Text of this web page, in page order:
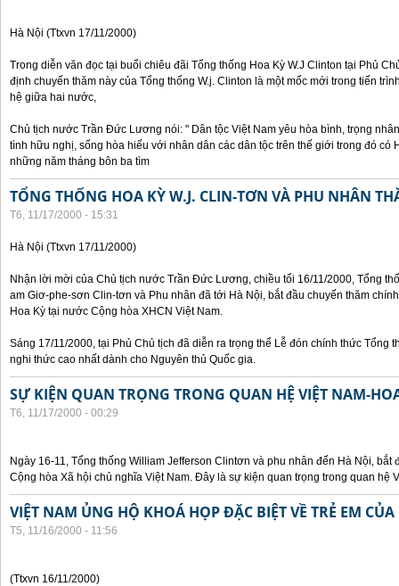
Hà Nội (Ttxvn 17/11/2000)
Trong diễn văn đọc tại buổi chiêu đãi Tổng thống Hoa Kỳ W.J Clinton tại Phủ
định chuyến thăm này của Tổng thống W.j. Clinton là một mốc mới trong tiến
hệ giữa hai nước,
Chủ tịch nước Trần Đức Lương nói: " Dân tộc Việt Nam yêu hòa bình, trọng
tình hữu nghị, sống hòa hiếu với nhân dân các dân tộc trên thế giới trong đó có
những năm tháng bôn ba tìm
TỔNG THỐNG HOA KỲ W.J. CLIN-TƠN VÀ PHU NHÂN
T6, 11/17/2000 - 15:31
Hà Nội (Ttxvn 17/11/2000)
Nhận lời mời của Chủ tịch nước Trần Đức Lương, chiều tối 16/11/2000, Tổng
am Giơ-phe-sơn Clin-tơn và Phu nhân đã tới Hà Nội, bắt đầu chuyến thăm
Hoa Kỳ tại nước Cộng hòa XHCN Việt Nam.
Sáng 17/11/2000, tại Phủ Chủ tịch đã diễn ra trọng thể Lễ đón chính thức Tổng
nghi thức cao nhất dành cho Nguyên thủ Quốc gia.
SỰ KIỆN QUAN TRỌNG TRONG QUAN HỆ VIỆT NAM-
T6, 11/17/2000 - 00:29
Ngày 16-11, Tổng thống William Jefferson Clintơn và phu nhân đến Hà Nội,
Cộng hòa Xã hội chủ nghĩa Việt Nam. Đây là sự kiện quan trọng trong quan hệ
VIỆT NAM ỦNG HỘ KHOÁ HỌP ĐẶC BIỆT VỀ TRẺ EM
T5, 11/16/2000 - 11:56
(Ttxvn 16/11/2000)